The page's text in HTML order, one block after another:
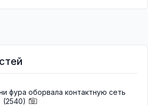
фура оборвала контактную сеть
(2540)